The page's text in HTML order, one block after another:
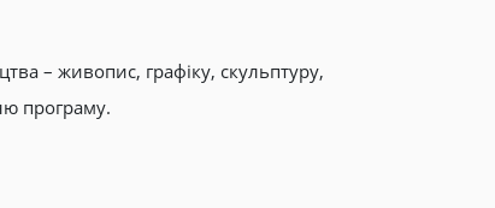
– живопис, графіку, скульптуру,
програму.